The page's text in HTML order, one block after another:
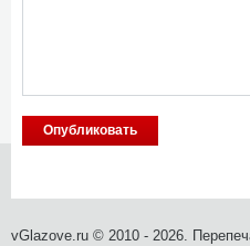
vGlazove.ru © 2010 - 2026.